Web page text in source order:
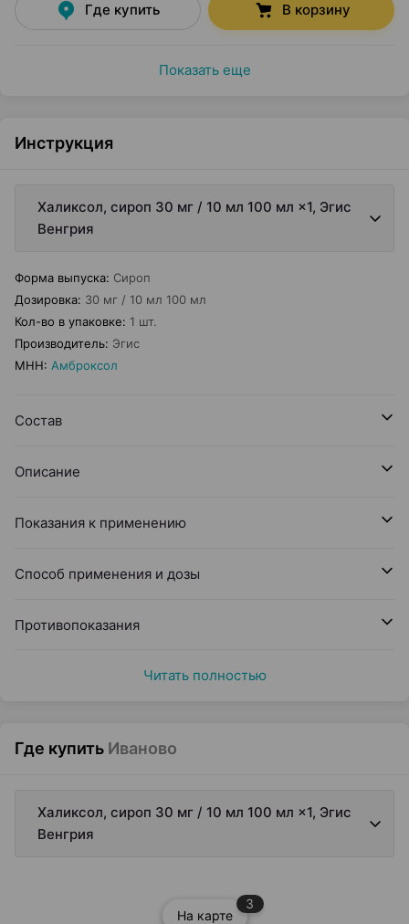
Где купить В корзину
Показать еще
Инструкция
Халиксол, сироп 30 мг / 10 мл 100 мл ×1, Эгис
Венгрия
Форма выпуска: Сироп
Дозировка: 30 мг / 10 мл 100 мл
Кол-во в упаковке: 1 шт.
Производитель: Эгис
МНН: Амброксол
Состав
Описание
Показания к применению
Способ применения и дозы
Противопоказания
Читать полностью
Где купить Иваново
Халиксол, сироп 30 мг / 10 мл 100 мл ×1, Эгис
Венгрия
На карте
3